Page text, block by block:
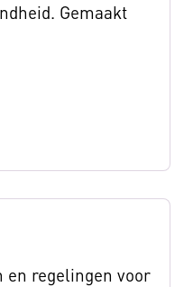
Gemaakt
en regelingen voor